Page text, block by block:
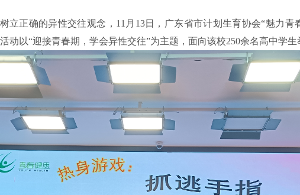
立正确的异性交往观念， 11月13日，广东省市计划生育协会“魅力青
动以“迎接青春期，学会异性交往”为主题，面向该校250余名高中学生